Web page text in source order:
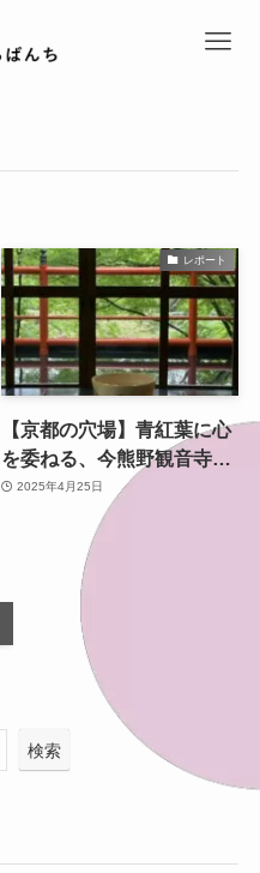
レポート
【京都の穴場】青紅葉に心
を委ねる、今熊野観音寺
の“浄化スポット”―閑坐
2025年4月25日
検索